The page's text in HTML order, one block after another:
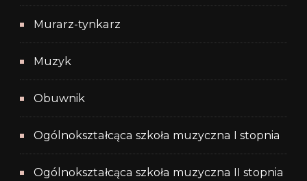
Murarz-tynkarz
Muzyk
Obuwnik
Ogólnokształcąca szkoła muzyczna I stopnia
Ogólnokształcąca szkoła muzyczna II stopnia